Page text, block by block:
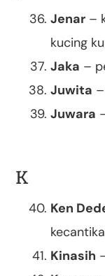
Jenar –
kucing
Jaka –
Juwita
Juwara
K
Ken
Kinasih